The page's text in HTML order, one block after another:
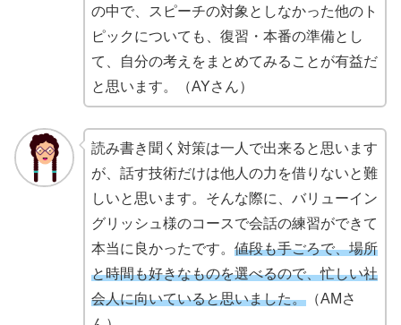
の中で、スピーチの対象としなかった他のト
ピックについても、復習・本番の準備とし
て、自分の考えをまとめてみることが有益だ
と思います。（AYさん）
読み書き聞く対策は一人で出来ると思います
が、話す技術だけは他人の力を借りないと難
しいと思います。そんな際に、バリューイン
グリッシュ様のコースで会話の練習ができて
本当に良かったです。 値段も手ごろで、場所
と時間も好きなものを選べるので、忙しい社
会人に向いていると思いました。（AMさ